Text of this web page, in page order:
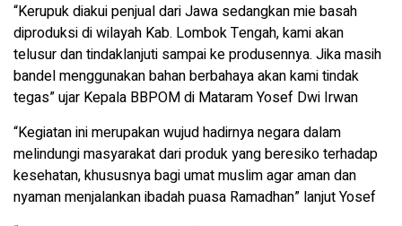
“Kerupuk diakui penjual dari Jawa sedangkan mie basah
diproduksi di wilayah Kab. Lombok Tengah, kami akan
telusur dan tindaklanjuti sampai ke produsennya. Jika masih
bandel menggunakan bahan berbahaya akan kami tindak
tegas” ujar Kepala BBPOM di Mataram Yosef Dwi Irwan
“Kegiatan ini merupakan wujud hadirnya negara dalam
melindungi masyarakat dari produk yang beresiko terhadap
kesehatan, khususnya bagi umat muslim agar aman dan
nyaman menjalankan ibadah puasa Ramadhan” lanjut Yosef